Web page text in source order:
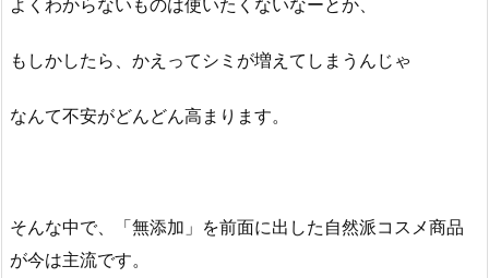
よくわからないものは使いたくないなーとか、
もしかしたら、かえってシミが増えてしまうんじゃ
なんて不安がどんどん高まります。
そんな中で、「無添加」を前面に出した自然派コスメ商品
が今は主流です。